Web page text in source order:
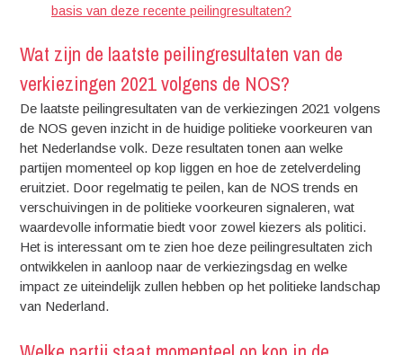
basis van deze recente peilingresultaten?
Wat zijn de laatste peilingresultaten van de
verkiezingen 2021 volgens de NOS?
De laatste peilingresultaten van de verkiezingen 2021 volgens
de NOS geven inzicht in de huidige politieke voorkeuren van
het Nederlandse volk. Deze resultaten tonen aan welke
partijen momenteel op kop liggen en hoe de zetelverdeling
eruitziet. Door regelmatig te peilen, kan de NOS trends en
verschuivingen in de politieke voorkeuren signaleren, wat
waardevolle informatie biedt voor zowel kiezers als politici.
Het is interessant om te zien hoe deze peilingresultaten zich
ontwikkelen in aanloop naar de verkiezingsdag en welke
impact ze uiteindelijk zullen hebben op het politieke landschap
van Nederland.